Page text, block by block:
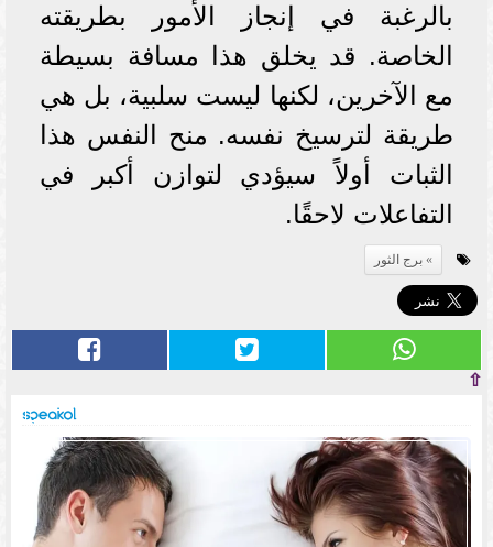
بالرغبة في إنجاز الأمور بطريقته
الخاصة. قد يخلق هذا مسافة بسيطة
مع الآخرين، لكنها ليست سلبية، بل هي
طريقة لترسيخ نفسه. منح النفس هذا
الثبات أولاً سيؤدي لتوازن أكبر في
التفاعلات لاحقًا.
برج الثور
⇧